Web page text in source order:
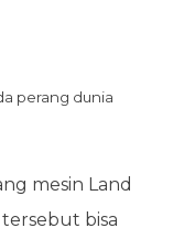
perang dunia
mesin Land
bisa